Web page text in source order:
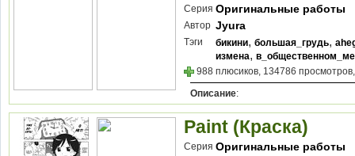
Серия Оригинальные работы
Автор Jyura
Тэги бикини, большая_грудь,
измена,
988 плюсиков, 134786
Описание:
Paint (Краска)
Серия Оригинальные работы